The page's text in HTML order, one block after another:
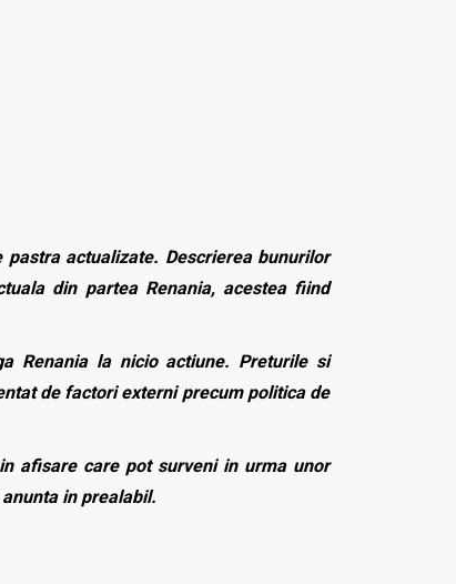
actualizate. Descrierea bunurilor
din partea Renania, acestea fiind
Renania la nicio actiune. Preturile si
de factori externi precum politica de
afisare care pot surveni in urma unor
in prealabil.